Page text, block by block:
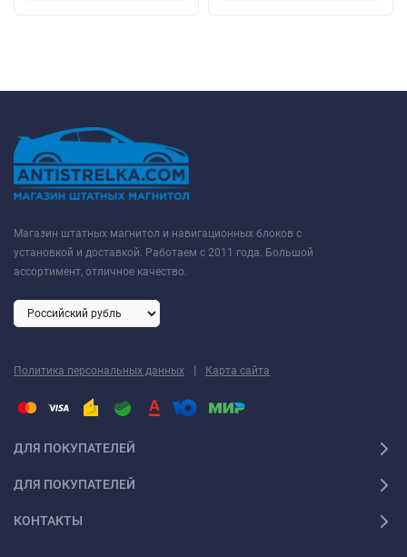
Магазин штатных магнитол и навигационных блоков с
установкой и доставкой. Работаем с 2011 года. Большой
ассортимент, отличное качество.
Политика персональных данных | Карта сайта
ДЛЯ ПОКУПАТЕЛЕЙ
ДЛЯ ПОКУПАТЕЛЕЙ
КОНТАКТЫ